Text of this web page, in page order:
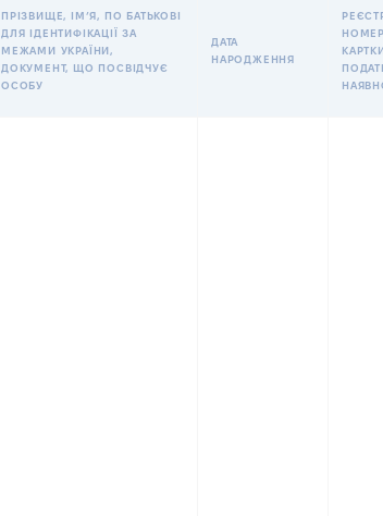
ПРІЗВИЩЕ, ІМʼЯ, ПО БАТЬКОВІ
ДЛЯ ІДЕНТИФІКАЦІЇ ЗА
МЕЖАМИ УКРАЇНИ,
ДОКУМЕНТ, ЩО ПОСВІДЧУЄ
ОСОБУ
ДАТА
НАРОДЖЕННЯ